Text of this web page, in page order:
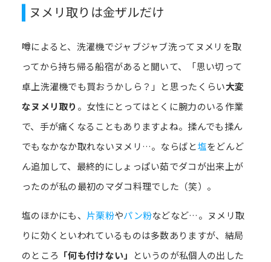
ヌメリ取りは金ザルだけ
噂によると、洗濯機でジャブジャブ洗ってヌメリを取
ってから持ち帰る船宿があると聞いて、「思い切って
卓上洗濯機でも買おうかしら？」と思ったくらい大変
なヌメリ取り 。女性にとってはとくに腕力のいる作業
で、手が痛くなることもありますよね。揉んでも揉ん
でもなかなか取れないヌメリ…。ならばと塩をどんど
ん追加して、最終的にしょっぱい茹でダコが出来上が
ったのが私の最初のマダコ料理でした（笑）。
塩のほかにも、 片栗粉やパン粉などなど…。ヌメリ取
りに効くといわれているものは多数ありますが、結局
のところ 「何も付けない」
というのが私個人の出した